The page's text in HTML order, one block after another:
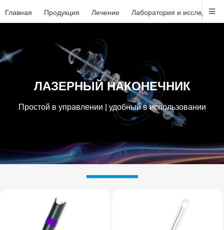
Главная Продукция Лечение Лаборатория и
ЛАЗЕРНЫЙ НАКОНЕЧНИК
Простой в управлении | удобный в использовании